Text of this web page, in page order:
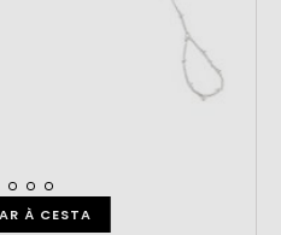
À CESTA